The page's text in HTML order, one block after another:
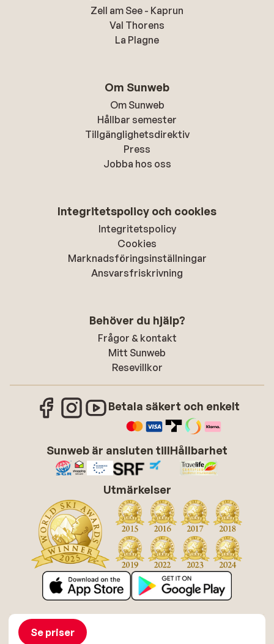
Se priser
Zell am See - Kaprun
Val Thorens
La Plagne
Om Sunweb
Om Sunweb
Hållbar semester
Tillgänglighetsdirektiv
Press
Jobba hos oss
Integritetspolicy och cookies
Integritetspolicy
Cookies
Marknadsföringsinställningar
Ansvarsfriskrivning
Behöver du hjälp?
Frågor & kontakt
Mitt Sunweb
Resevillkor
Betala säkert och enkelt
Sunweb är ansluten tillHållbarhet
Utmärkelser
Om SunwebJobba hos Sunweb